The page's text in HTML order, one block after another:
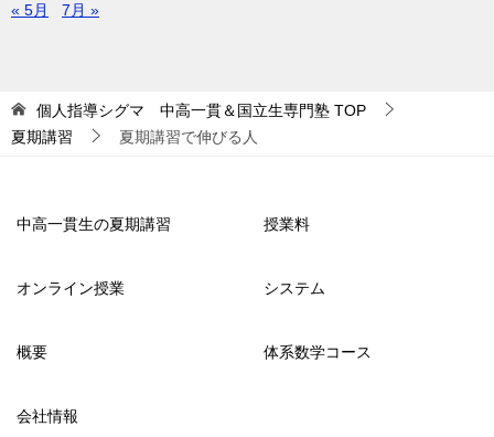
« 5月 7月 »
個人指導シグマ 中高一貫＆国立生専門塾 TOP
夏期講習
夏期講習で伸びる人
中高一貫生の夏期講習 授業料
オンライン授業 システム
概要 体系数学コース
会社情報